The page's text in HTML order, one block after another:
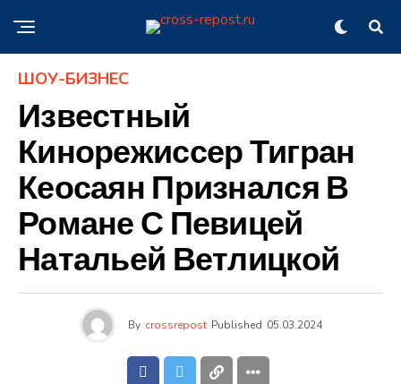
ШОУ-БИЗНЕС
Известный
Кинорежиссер Тигран
Кеосаян Признался В
Романе С Певицей
Натальей Ветлицкой
By crossrepost Published 05.03.2024